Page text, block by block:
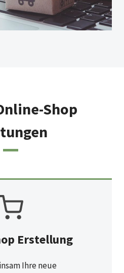
Shop
Erstellung
Ihre neue